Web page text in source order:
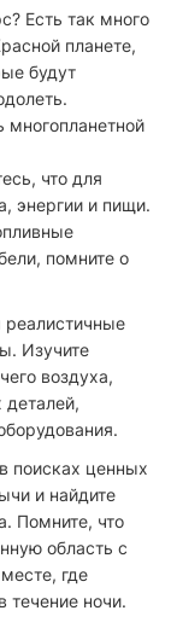
Есть так много
планете,
будут
многопланетной
что для
энергии и пищи.
помните о
реалистичные
Изучите
воздуха,
деталей,
поисках ценных
и найдите
Помните, что
область с
где
течение ночи.